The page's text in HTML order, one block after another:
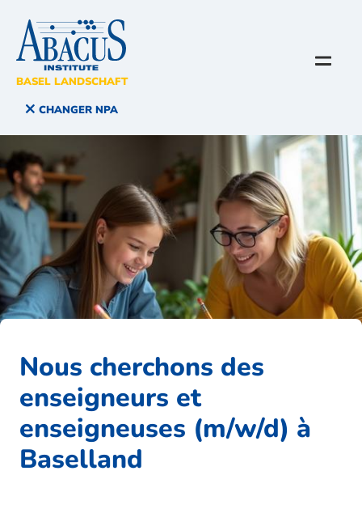
BASEL LANDSCHAFT
CHANGER NPA
Nous cherchons des
enseigneurs et
enseigneuses (m/w/d) à
Baselland